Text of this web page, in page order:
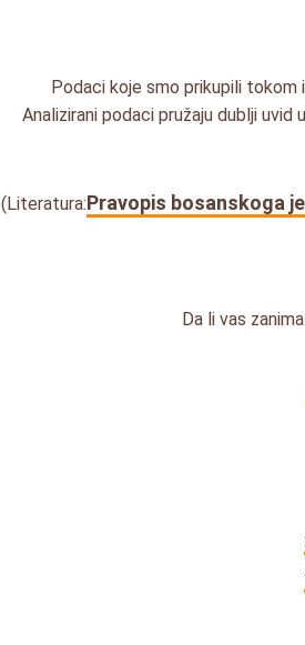
Podaci koje smo prikupili tokom
Analizirani podaci pružaju dublji
(Literatura:Pravopis bosanskoga
Da li vas